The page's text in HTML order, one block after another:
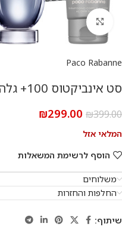
להגדלת התמונה
Paco Rabanne
סט אינביקטוס 100+ גלה רחצה 100 מ”ל
₪399.00
₪299.00
המלאי אזל
הוסף לרשימת המשאלות
משלוחים
החלפות והחזרות
שיתוף: